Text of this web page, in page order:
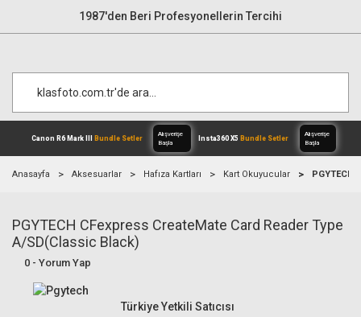
1987'den Beri Profesyonellerin Tercihi
Canon R6 Mark IIIBundle Setler
Alışverişe
Anasayfa Aksesuarlar Hafıza Kartları Kart Okuyucular PGYTECH
PGYTECH CFexpress CreateMate Card Reader Type
A/SD(Classic Black)
0 - Yorum Yap
Türkiye Yetkili Satıcısı